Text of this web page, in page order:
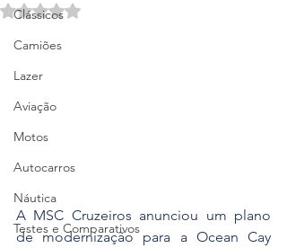
Clássicos
Camiões
Lazer
Aviação
Motos
Autocarros
Náutica
Testes e Comparativos
Avaliado com NaN de 5 estrelas.
A MSC Cruzeiros anunciou um plano
de modernização para a Ocean Cay